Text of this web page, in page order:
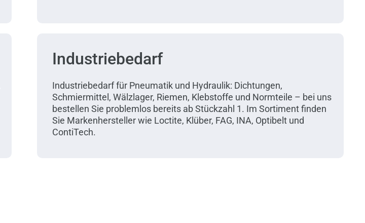
Industriebedarf
Industriebedarf für Pneumatik und Hydraulik: Dichtungen,
Schmiermittel, Wälzlager, Riemen, Klebstoffe und Normteile – bei uns
bestellen Sie problemlos bereits ab Stückzahl 1. Im Sortiment finden
Sie Markenhersteller wie Loctite, Klüber, FAG, INA, Optibelt und
ContiTech.